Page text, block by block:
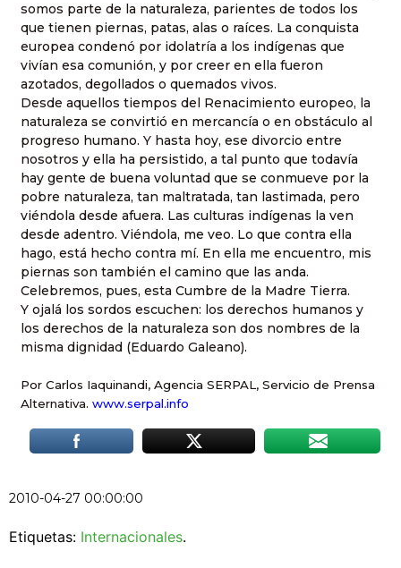
somos parte de la naturaleza, parientes de todos los
que tienen piernas, patas, alas o raíces. La conquista
europea condenó por idolatría a los indígenas que
vivían esa comunión, y por creer en ella fueron
azotados, degollados o quemados vivos.
Desde aquellos tiempos del Renacimiento europeo, la
naturaleza se convirtió en mercancía o en obstáculo al
progreso humano. Y hasta hoy, ese divorcio entre
nosotros y ella ha persistido, a tal punto que todavía
hay gente de buena voluntad que se conmueve por la
pobre naturaleza, tan maltratada, tan lastimada, pero
viéndola desde afuera. Las culturas indígenas la ven
desde adentro. Viéndola, me veo. Lo que contra ella
hago, está hecho contra mí. En ella me encuentro, mis
piernas son también el camino que las anda.
Celebremos, pues, esta Cumbre de la Madre Tierra.
Y ojalá los sordos escuchen: los derechos humanos y
los derechos de la naturaleza son dos nombres de la
misma dignidad (Eduardo Galeano).
Por Carlos Iaquinandi, Agencia SERPAL, Servicio de Prensa
Alternativa. www.serpal.info
2010-04-27 00:00:00
Etiquetas: Internacionales.